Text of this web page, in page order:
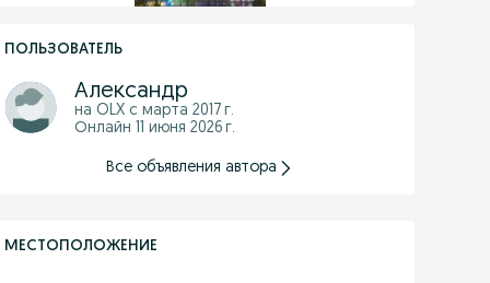
ПОЛЬЗОВАТЕЛЬ
Александр
на OLX с марта 2017 г.
Онлайн 11 июня 2026 г.
Все объявления автора
МЕСТОПОЛОЖЕНИЕ